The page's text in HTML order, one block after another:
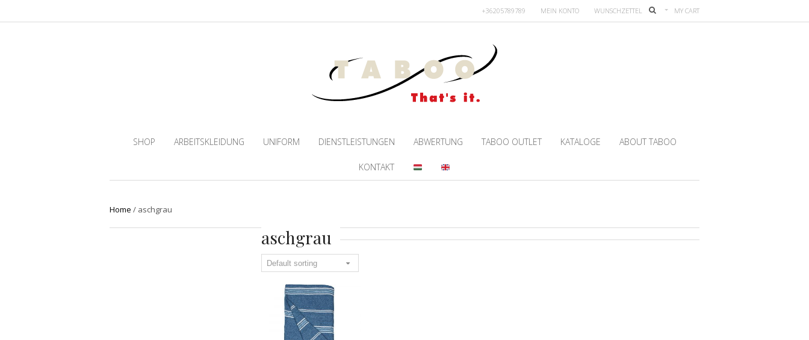
MY CART
+36205789789 MEIN KONTO WUNSCHZETTEL
SHOP ARBEITSKLEIDUNG UNIFORM DIENSTLEISTUNGEN ABWERTUNG TABOO OUTLET KATALOGE ABOUT TABOO
KONTAKT
Home / aschgrau
aschgrau